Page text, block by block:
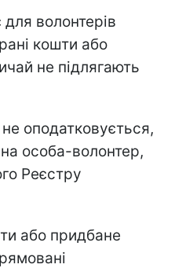
волонтерів
кошти або
не підлягають
оподатковується,
особа-волонтер,
Реєстру
або придбане